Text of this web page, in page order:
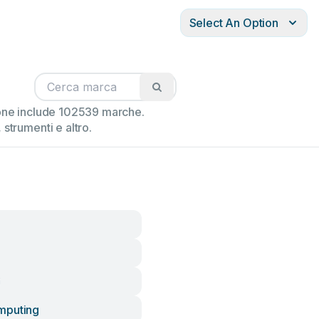
Select An Option
include 102539 marche.
e altro.